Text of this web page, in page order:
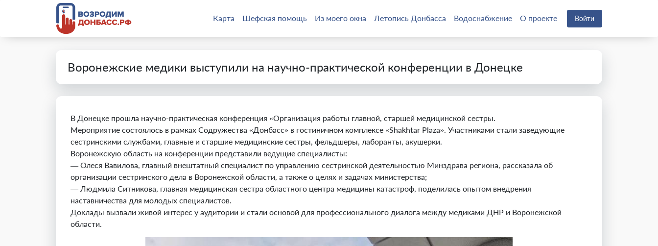
Карта Шефская помощь Из моего окна Летопись Донбасса Водоснабжение О проекте Войти
Воронежские медики выступили на научно-практической конференции в Донецке
В Донецке прошла научно-практическая конференция «Организация работы главной, старшей медицинской сестры.
Мероприятие состоялось в рамках Содружества «Донбасс» в гостиничном комплексе «Shakhtar Plaza». Участниками стали заведующие
сестринскими службами, главные и старшие медицинские сестры, фельдшеры, лаборанты, акушерки.
Воронежскую область на конференции представили ведущие специалисты:
— Олеся Вавилова, главный внештатный специалист по управлению сестринской деятельностью Минздрава региона, рассказала об
организации сестринского дела в Воронежской области, а также о целях и задачах министерства;
— Людмила Ситникова, главная медицинская сестра областного центра медицины катастроф, поделилась опытом внедрения
наставничества для молодых специалистов.
Доклады вызвали живой интерес у аудитории и стали основой для профессионального диалога между медиками ДНР и Воронежской
области.